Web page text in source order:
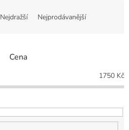
Nejdražší Nejprodávanější
Cena
1750 Kč